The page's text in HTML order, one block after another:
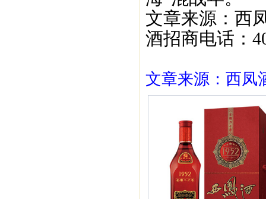
文章来源：西
酒招商电话：
文章来源：西凤